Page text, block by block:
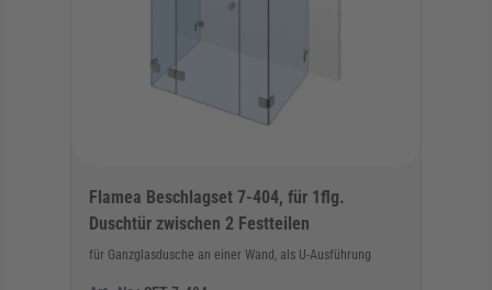
Flamea Beschlagset 7-404, für 1flg.
Duschtür zwischen 2 Festteilen
für Ganzglasdusche an einer Wand, als U-Ausführung